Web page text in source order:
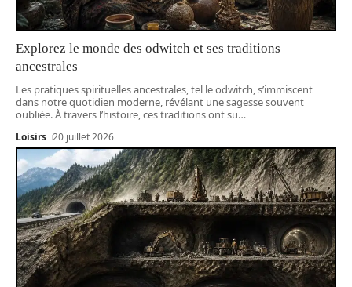
Explorez le monde des odwitch et ses traditions
ancestrales
Les pratiques spirituelles ancestrales, tel le odwitch, s’immiscent
dans notre quotidien moderne, révélant une sagesse souvent
oubliée. À travers l’histoire, ces traditions ont su…
Loisirs 20 juillet 2026